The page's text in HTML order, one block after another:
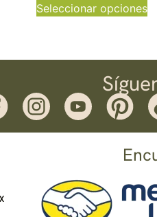
Seleccionar opciones